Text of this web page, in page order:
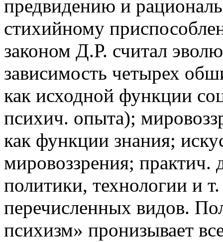
предвидению и
стихийному
законом Д.Р. считал
зависимость четырех
как исходной функции
психич. опыта);
как функции знания;
мировоззрения; практич.
политики, технологии и
перечисленных видов.
психизм» пронизывает